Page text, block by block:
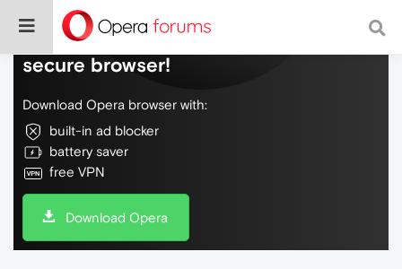
Do more on the web, with a fast and
secure browser!
Download Opera browser with:
built-in ad blocker
battery saver
free VPN
Download Opera